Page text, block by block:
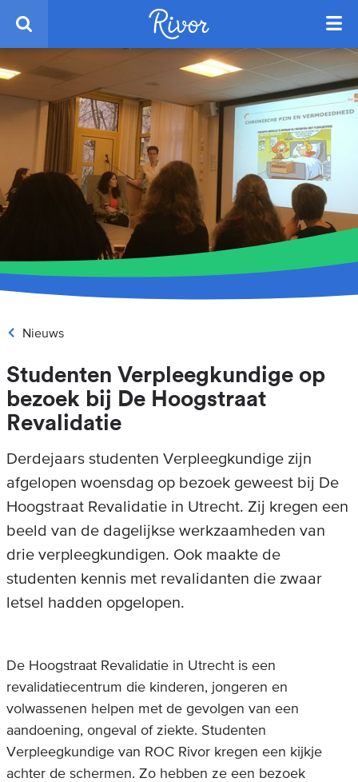
Nieuws
Studenten Verpleegkundige op
bezoek bij De Hoogstraat
Revalidatie
Derdejaars studenten Verpleegkundige zijn
afgelopen woensdag op bezoek geweest bij De
Hoogstraat Revalidatie in Utrecht. Zij kregen een
beeld van de dagelijkse werkzaamheden van
drie verpleegkundigen. Ook maakte de
studenten kennis met revalidanten die zwaar
letsel hadden opgelopen.
De Hoogstraat Revalidatie in Utrecht is een
revalidatiecentrum die kinderen, jongeren en
volwassenen helpen met de gevolgen van een
aandoening, ongeval of ziekte. Studenten
Verpleegkundige van ROC Rivor kregen een kijkje
achter de schermen. Zo hebben ze een bezoek